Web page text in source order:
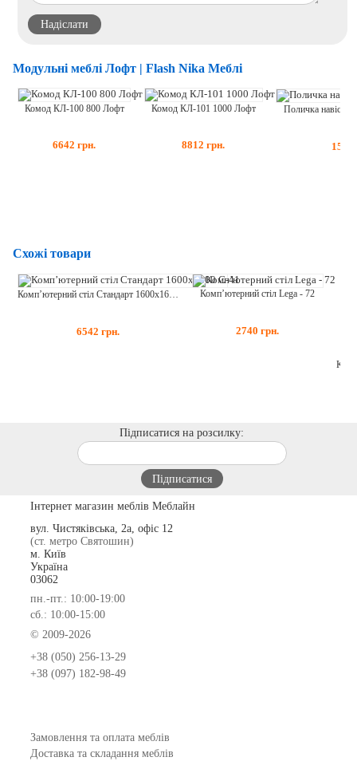
Модульні меблі Лофт | Flash Nika Меблі
Комод КЛ-100 800 Лофт
6642 грн.
Комод КЛ-101 1000 Лофт
8812 грн.
Поличка
1549
Схожі товари
6542 грн.
Комп’ютерний стіл Lega - 72
2740 грн.
Підписатися на розсилку:
Інтернет магазин меблів Меблайн
вул. Чистяківська, 2а, офіс 12
(ст. метро Святошин)
м. Київ
Україна
03062
пн.-пт.: 10:00-19:00
сб.: 10:00-15:00
© 2009-2026
+38 (050) 256-13-29
+38 (097) 182-98-49
Замовлення та оплата меблів
Доставка та складання меблів